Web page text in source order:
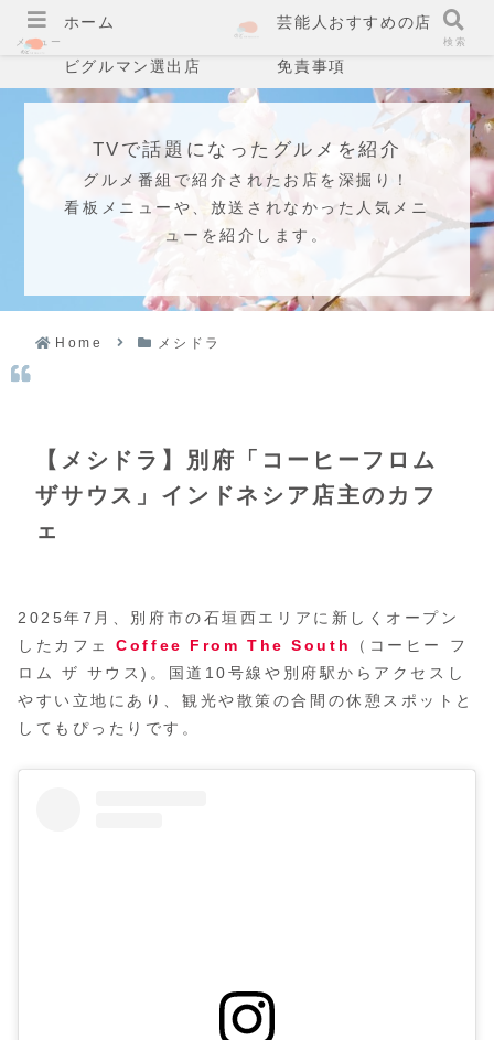
ホーム 芸能人おすすめの店
ビグルマン選出店 免責事項
TVで話題になったグルメを紹介
グルメ番組で紹介されたお店を深掘り！
看板メニューや、放送されなかった人気メニ
ューを紹介します。
Home メシドラ
【メシドラ】別府「コーヒーフロム
ザサウス」インドネシア店主のカフ
ェ
2025年7月、別府市の石垣西エリアに新しくオープン
したカフェCoffee From The South
（コーヒー フ
ロム ザ サウス)。国道10号線や別府駅からアクセスし
やすい立地にあり、観光や散策の合間の休憩スポットと
してもぴったりです。
メニュー 検索